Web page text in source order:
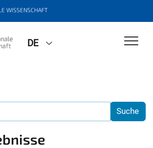
WISSENSCHAFT
DE